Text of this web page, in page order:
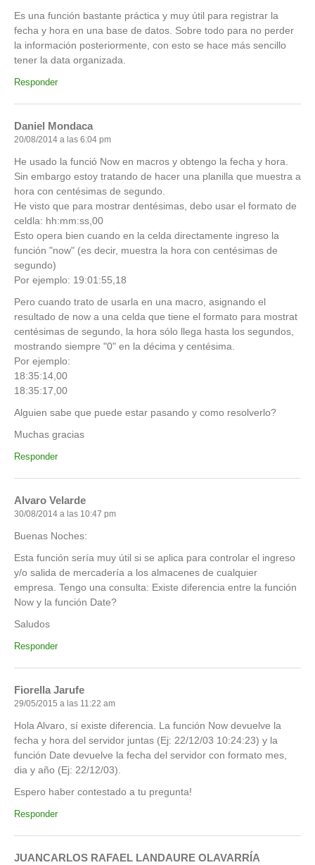
Es una función bastante práctica y muy útil para registrar la
fecha y hora en una base de datos. Sobre todo para no perder
la información posteriormente, con esto se hace más sencillo
tener la data organizada.
Responder
Daniel Mondaca
20/08/2014 a las 6:04 pm
He usado la funció Now en macros y obtengo la fecha y hora.
Sin embargo estoy tratando de hacer una planilla que muestra a
hora con centésimas de segundo.
He visto que para mostrar dentésimas, debo usar el formato de
celdla: hh:mm:ss,00
Esto opera bien cuando en la celda directamente ingreso la
función "now" (es decir, muestra la hora con centésimas de
segundo)
Por ejemplo: 19:01:55,18
Pero cuando trato de usarla en una macro, asignando el
resultado de now a una celda que tiene el formato para mostrat
centésimas de segundo, la hora sólo llega hasta los segundos,
mostrando siempre "0" en la décima y centésima.
Por ejemplo:
18:35:14,00
18:35:17,00
Alguien sabe que puede estar pasando y como resolverlo?
Muchas gracias
Responder
Alvaro Velarde
30/08/2014 a las 10:47 pm
Buenas Noches:
Esta función sería muy útil si se aplica para controlar el ingreso
y/o salida de mercadería a los almacenes de cualquier
empresa. Tengo una consulta: Existe diferencia entre la función
Now y la función Date?
Saludos
Responder
Fiorella Jarufe
29/05/2015 a las 11:22 am
Hola Alvaro, sí existe diferencia. La función Now devuelve la
fecha y hora del servidor juntas (Ej: 22/12/03 10:24:23) y la
función Date devuelve la fecha del servidor con formato mes,
dia y año (Ej: 22/12/03).
Espero haber contestado a tu pregunta!
Responder
JUANCARLOS RAFAEL LANDAURE OLAVARRÍA